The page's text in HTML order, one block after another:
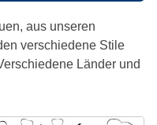
aus unseren
verschiedene Stile
Länder und